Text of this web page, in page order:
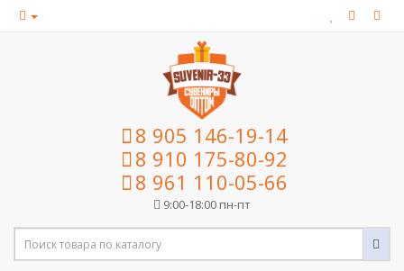
8 905 146-19-14
8 910 175-80-92
8 961 110-05-66
9:00-18:00 пн-пт